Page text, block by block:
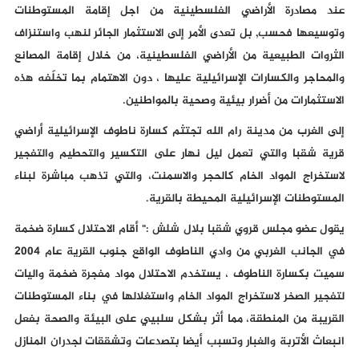
عند مصادرة الأراضي الفلسطينية من اجل إقامة المستوطنات
وتوسيعها فحسب, بل تعدى الأمر إلى الاستثمار الجائر لنهب واستنزاف
الثروات الطبيعية من الأراضي الفلسطينية، من خلال إقامة المصانع
والمحاجر والكسارات الإسرائيلية عليها ، دون الاهتمام بما تخلّفه هذه
الاستثمارات من أضرار بيئية وصحية بالمواطنين.
إلى الغرب من مدينة رام الله تجتثم كسارة ناطوف الإسرائيلية أراضي
قرية شقبا والتي تعمل ليل نهار على التكسير والتحطيم والتفجير
لاستخراج المواد الخام كالحجر والاسمنت، والتي تذهب مباشرة لبناء
المستوطنات الإسرائيلية المحيطة بالقرية.
يقول عضو مجلس قروي شقبا بلال شلش :" أقام الاحتلال كسارة ضخمة
في الجانب الغربي من وادي الناطوف الواقع جنوب القرية عام 2004
سميت بكسارة الناطوف ، يستخدم الاحتلال مواد مفجرة ضخمة واليات
لتفجير الصخر لاستخراج المواد الخام واستغلالها في بناء المستوطنات
القريبة من المنطقة، مما أثر بشكل سلبيي على البيئة والصحة بفعل
انبعاث الأتربة والغبار وتسبب أيضا بتصدعات وتشققات لجدران المنازل